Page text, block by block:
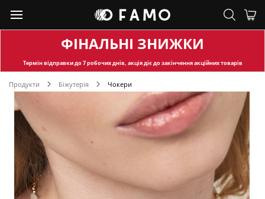
ФІНАЛЬНІ ЗНИЖКИ
Термін відправкидо 7 робочих днів, акція діє до закінчення акційних товарів
Продукти Біжутерія Чокери